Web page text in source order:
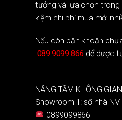
tưởng và lựa chọn trong
kiệm chi phí mua mới
Nếu còn băn khoăn
089.9099.866 để được
NÂNG TẦM KHÔNG
Showroom 1: số nhà
0899099866